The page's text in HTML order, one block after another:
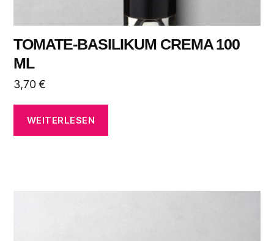
TOMATE-BASILIKUM CREMA 100
ML
3,70€
WEITERLESEN